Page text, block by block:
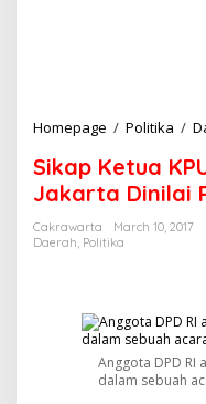
Homepage / Politika /
Sikap Ketua
Jakarta Dinilai
Cakrawarta
March 10, 2017
Daerah, Politika
Anggota DPD RI
dalam sebuah